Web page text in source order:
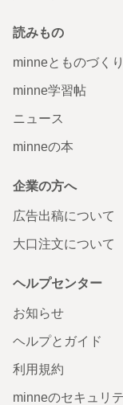
読みもの
minneとものづく
minne学習帖
ニュース
minneの本
企業の方へ
広告出稿について
大口注文について
ヘルプセンター
お知らせ
ヘルプとガイド
利用規約
minneのセキュリ